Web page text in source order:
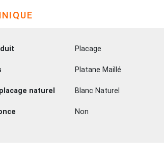
Placage
Platane Maillé
naturel Blanc Naturel
Non